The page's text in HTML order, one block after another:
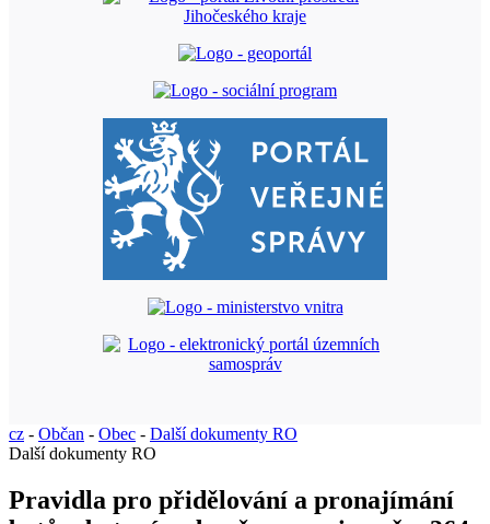
cz - Občan - Obec - Další dokumenty RO
Další dokumenty RO
Pravidla pro přidělování a pronajímání